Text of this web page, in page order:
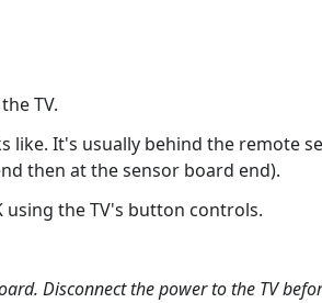
TV.
like. It's usually behind the remote
then at the sensor board end).
using the TV's button controls.
Disconnect the power to the TV